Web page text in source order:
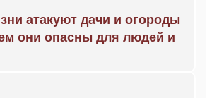
атакуют дачи и огороды
они опасны для людей и